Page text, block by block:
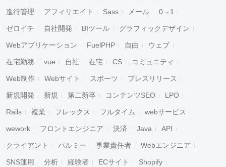
進行管理 アフィリエイト Sass メール 0→1
ゼロイチ 自社開発 BIツール グラフィックデザイン
Webアプリケーション FuelPHP 自由 ウェブ
在宅勤務 vue 自社 在宅 CS コミュニティ
Web制作 Webサイト スポーツ プレスリリース
新規開発 新規 第二新卒 コンテンツSEO LPO
Rails 複業 フレックス フルタイム webサービス
wework フロントエンジニア 決済 Java API
クライアント パルミー 事業責任者 Webエンジニア
SNS運用 分析 経験者 ECサイト Shopify